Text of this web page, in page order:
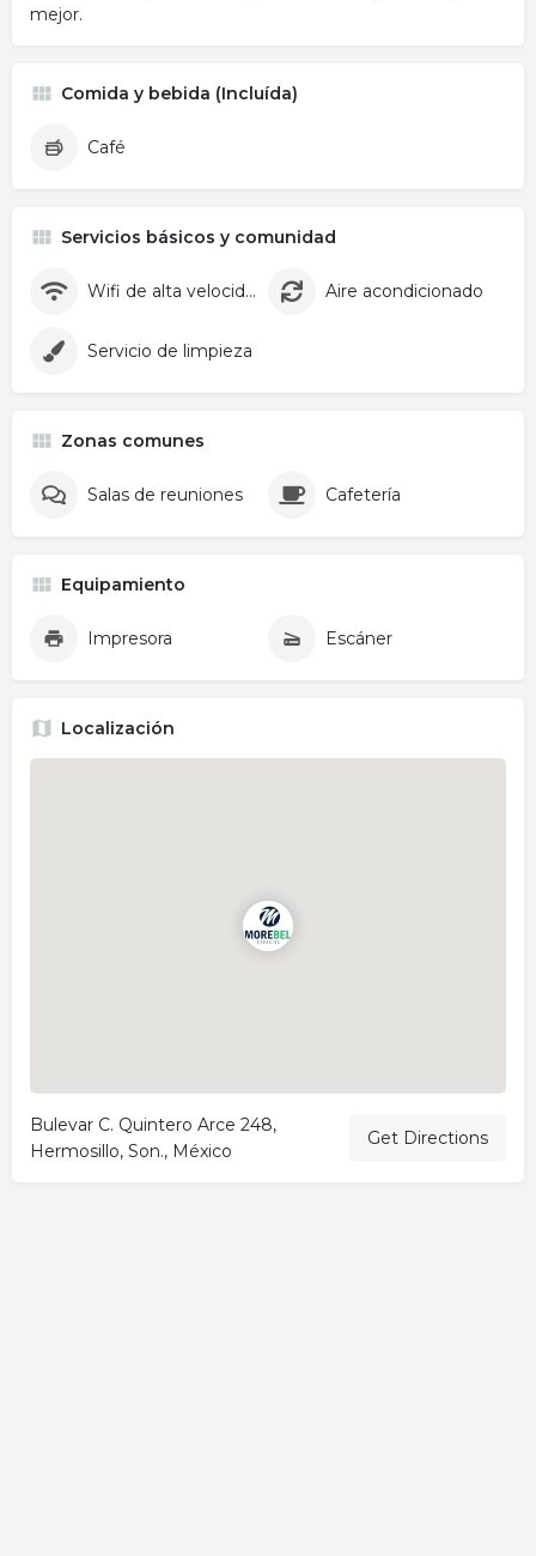
mejor.
Comida y bebida (Incluída)
Café
Servicios básicos y comunidad
Wifi de alta velocidad Aire acondicionado
Servicio de limpieza
Zonas comunes
Salas de reuniones Cafetería
Equipamiento
Impresora Escáner
Localización
Bulevar C. Quintero Arce 248,
Hermosillo, Son., México
Get Directions